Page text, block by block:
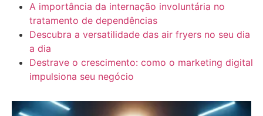
A importância da internação involuntária no
tratamento de dependências
Descubra a versatilidade das air fryers no seu dia
a dia
Destrave o crescimento: como o marketing digital
impulsiona seu negócio